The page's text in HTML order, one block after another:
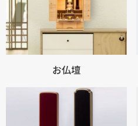
お買い物を続ける
お仏壇